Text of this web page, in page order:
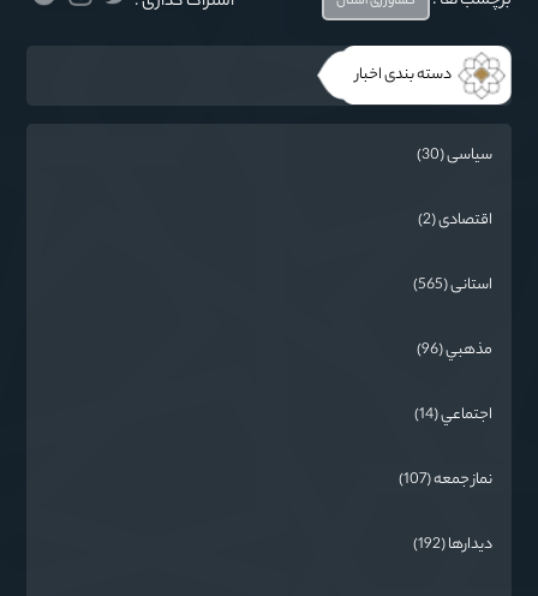
دسته بندی اخبار
سیاسی (30)
اقتصادی (2)
استانی (565)
مذهبي (96)
اجتماعي (14)
نماز جمعه (107)
دیدارها (192)